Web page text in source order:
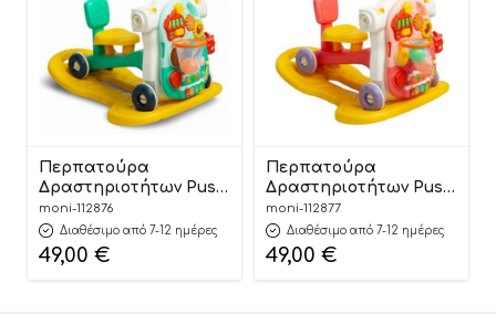
Περπατούρα
Δραστηριοτήτων Push
Walker 5 in 1 Modo
HE0813 Blue
3801005602964 12m+ –
Moni Toys
moni-112876
Διαθέσιμο από 7-12 ημέρες
49,00 €
Περπατούρα
Δραστηριοτήτων Push
Walker 5 in 1 Modo
HE0813 Pink
3801005602971 12m+ –
Moni Toys
moni-112877
Διαθέσιμο από 7-12 ημέρες
49,00 €